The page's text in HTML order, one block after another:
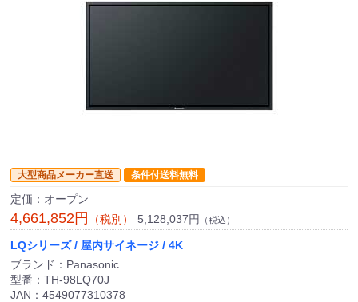
大型商品メーカー直送 条件付送料無料
定価：オープン
4,661,852円 （税別） 5,128,037円 （税込）
LQシリーズ / 屋内サイネージ / 4K
ブランド：Panasonic
型番：TH-98LQ70J
JAN：4549077310378